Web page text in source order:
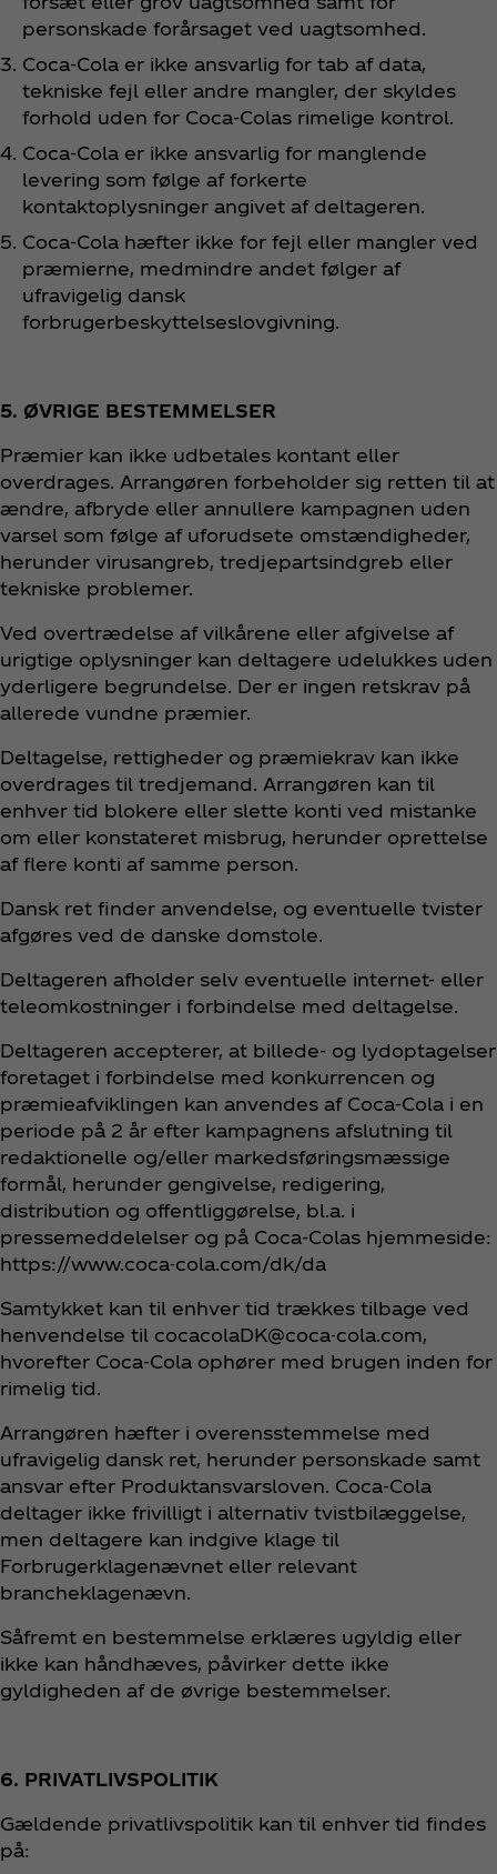
personskade forårsaget ved uagtsomhed.
Coca‑Cola er ikke ansvarlig for tab af data,
tekniske fejl eller andre mangler, der skyldes
forhold uden for Coca‑Colas rimelige kontrol.
Coca‑Cola er ikke ansvarlig for manglende
levering som følge af forkerte
kontaktoplysninger angivet af deltageren.
Coca‑Cola hæfter ikke for fejl eller mangler ved
præmierne, medmindre andet følger af
ufravigelig dansk
forbrugerbeskyttelseslovgivning.
5. ØVRIGE BESTEMMELSER
Præmier kan ikke udbetales kontant eller
overdrages. Arrangøren forbeholder sig retten til at
ændre, afbryde eller annullere kampagnen uden
varsel som følge af uforudsete omstændigheder,
herunder virusangreb, tredjepartsindgreb eller
tekniske problemer.
Ved overtrædelse af vilkårene eller afgivelse af
urigtige oplysninger kan deltagere udelukkes uden
yderligere begrundelse. Der er ingen retskrav på
allerede vundne præmier.
Deltagelse, rettigheder og præmiekrav kan ikke
overdrages til tredjemand. Arrangøren kan til
enhver tid blokere eller slette konti ved mistanke
om eller konstateret misbrug, herunder oprettelse
af flere konti af samme person.
Dansk ret finder anvendelse, og eventuelle tvister
afgøres ved de danske domstole.
Deltageren afholder selv eventuelle internet‑ eller
teleomkostninger i forbindelse med deltagelse.
Deltageren accepterer, at billede‑ og lydoptagelser
foretaget i forbindelse med konkurrencen og
præmieafviklingen kan anvendes af Coca‑Cola i en
periode på 2 år efter kampagnens afslutning til
redaktionelle og/eller markedsføringsmæssige
formål, herunder gengivelse, redigering,
distribution og offentliggørelse, bl.a. i
pressemeddelelser og på Coca‑Colas hjemmeside:
https://www.coca-cola.com/dk/da
Samtykket kan til enhver tid trækkes tilbage ved
henvendelse til cocacolaDK@coca-cola.com,
hvorefter Coca‑Cola ophører med brugen inden for
rimelig tid.
Arrangøren hæfter i overensstemmelse med
ufravigelig dansk ret, herunder personskade samt
ansvar efter Produktansvarsloven. Coca‑Cola
deltager ikke frivilligt i alternativ tvistbilæggelse,
men deltagere kan indgive klage til
Forbrugerklagenævnet eller relevant
brancheklagenævn.
Såfremt en bestemmelse erklæres ugyldig eller
ikke kan håndhæves, påvirker dette ikke
gyldigheden af de øvrige bestemmelser.
6. PRIVATLIVSPOLITIK
Gældende privatlivspolitik kan til enhver tid findes
på: